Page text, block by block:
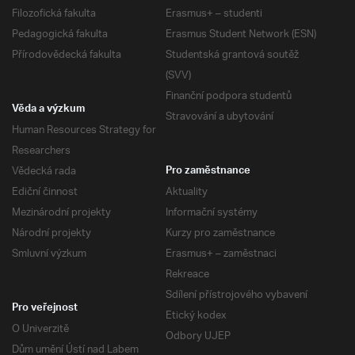
Filozofická fakulta
Pedagogická fakulta
Přírodovědecká fakulta
Erasmus+ – studenti
Erasmus Student Network (ESN)
Studentská grantová soutěž
(SVV)
Finanční podpora studentů
Stravování a ubytování
Věda a výzkum
Human Resources Strategy for
Researchers
Vědecká rada
Ediční činnost
Mezinárodní projekty
Národní projekty
Smluvní výzkum
Pro zaměstnance
Aktuality
Informační systémy
Kurzy pro zaměstnance
Erasmus+ – zaměstnaci
Rekreace
Sdílení přístrojového vybavení
Etický kodex
Odbory UJEP
Pro veřejnost
O Univerzitě
Dům umění Ústí nad Labem